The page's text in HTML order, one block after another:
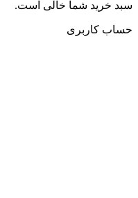
سبد خرید شما خالی است.
حساب کاربری